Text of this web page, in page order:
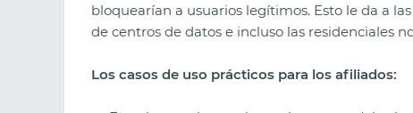
bloquearían a usuarios legítimos. Esto le da a
de centros de datos e incluso las residenciales
Los casos de uso prácticos para los afiliados: